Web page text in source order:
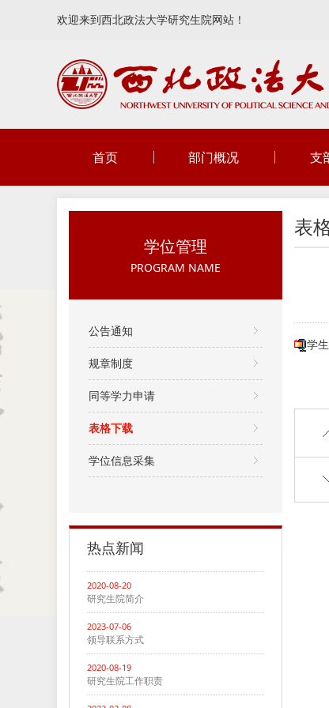
欢迎来到西北政法大学研究生院网站！
首页 部门概况 支
学位管理
PROGRAM NAME
公告通知
规章制度
同等学力申请
表格下载
学位信息采集
热点新闻
2020-08-20
研究生院简介
2023-07-06
领导联系方式
2020-08-19
研究生院工作职责
表
学